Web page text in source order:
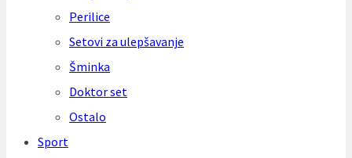
Perilice
Setovi za ulepšavanje
Šminka
Doktor set
Ostalo
Sport